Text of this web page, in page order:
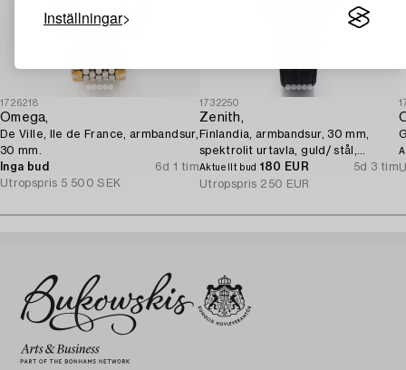
Inställningar
1726218
Omega,
De Ville, Ile de France, armbandsur,
30 mm.
Inga bud
6d 1 tim
Utropspris 5 500 SEK
1732250
Zenith,
Finlandia, armbandsur, 30 mm,
spektrolit urtavla, guld/ stål,
quartz.
Aktuellt bud 180 EUR
5d 3 tim
Utropspris 250 EUR